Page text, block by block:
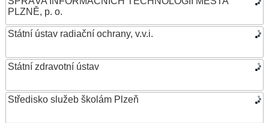
PLZNĚ, p. o.
Státní ústav radiační ochrany, v.v.i.
Státní zdravotní ústav
Středisko služeb školám Plzeň